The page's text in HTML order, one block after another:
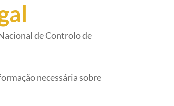
de Controlo de
necessária sobre